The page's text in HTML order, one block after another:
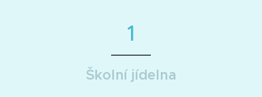
1
Školní jídelna